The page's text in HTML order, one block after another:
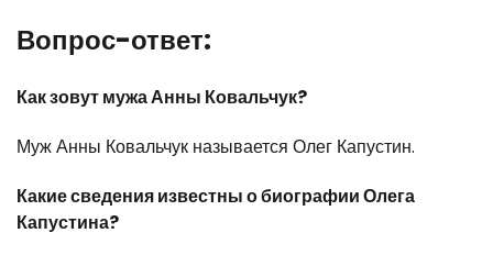
Вопрос-ответ:
Как зовут мужа Анны Ковальчук?
Муж Анны Ковальчук называется Олег Капустин.
Какие сведения известны о биографии Олега
Капустина?